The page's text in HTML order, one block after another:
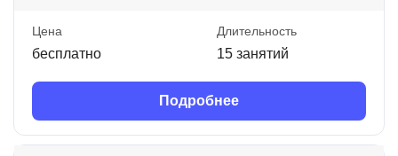
Цена
бесплатно
Длительность
15 занятий
Подробнее